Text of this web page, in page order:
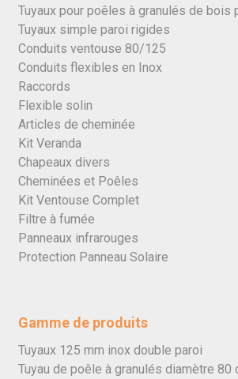
Tuyaux pour poêles à granulés de bois
Tuyaux simple paroi rigides
Conduits ventouse 80/125
Conduits flexibles en Inox
Raccords
Flexible solin
Articles de cheminée
Kit Veranda
Chapeaux divers
Cheminées et Poêles
Kit Ventouse Complet
Filtre à fumée
Panneaux infrarouges
Protection Panneau Solaire
Gamme de produits
Tuyaux 125 mm inox double paroi
Tuyau de poêle à granulés diamètre 80